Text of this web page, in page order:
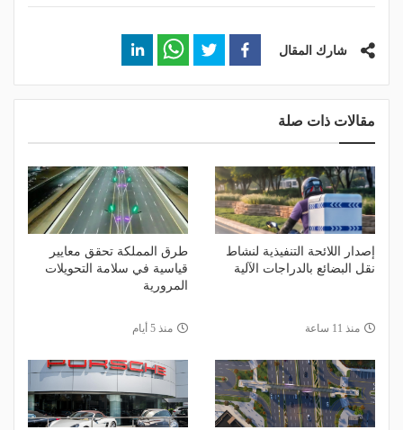
شارك المقال
مقالات ذات صلة
إصدار اللائحة التنفيذية لنشاط
نقل البضائع بالدراجات الآلية
منذ 11 ساعة
طرق المملكة تحقق معايير
قياسية في سلامة التحويلات
المرورية
منذ 5 أيام